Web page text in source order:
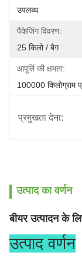
उपलब्ध
पैकेजिंग विवरण:
25 किलो / बैग
आपूर्ति की क्षमता:
100000 किलोग्राम
प्रमुखता देना:
उत्पाद का वर्णन
बीयर उत्पादन के
उत्पाद वर्णन